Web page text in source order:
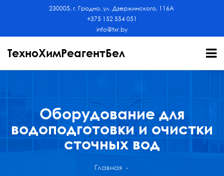
230005, г. Гродно, ул. Дзержинского, 116А
+375 152 554 051
info@txr.by
ТехноХимРеагентБел
Оборудование для
водоподготовки и очистки
сточных вод
Главная